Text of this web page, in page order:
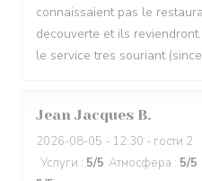
connaissaient pas le
decouverte et ils
le service tres souriant
Jean Jacques B
2026-08-05 - 12:30 - гости 2
Услуги : 5/5 Атмосфера : 5/5